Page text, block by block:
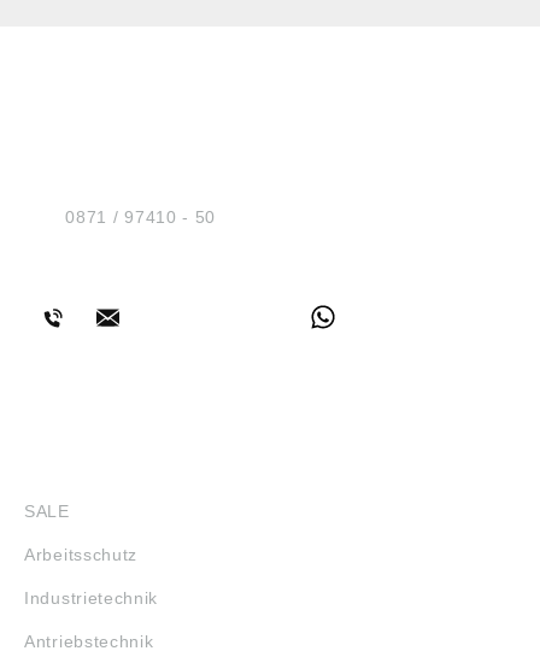
Tel.:0871 / 97410 - 50
SALE
Arbeitsschutz
Industrietechnik
Antriebstechnik